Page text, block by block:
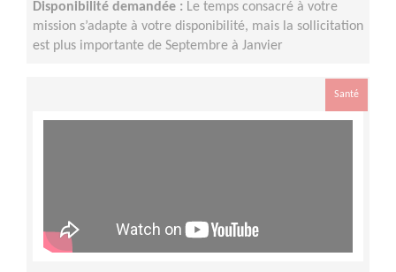
Disponibilité demandée : Le temps consacré à votre
mission s’adapte à votre disponibilité, mais la sollicitation
est plus importante de Septembre à Janvier
Santé